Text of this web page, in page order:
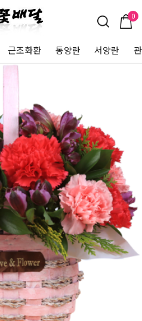
0
근조화환 동양란 서양란